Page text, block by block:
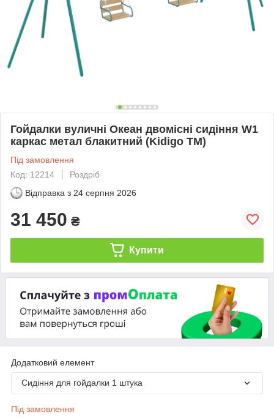
Гойдалки вуличні Океан двомісні сидіння W1
каркас метал блакитний (Kidigo ТМ)
Під замовлення
Код: 12214
Роздріб
Відправка з 24 серпня 2026
31 450 ₴
Купити
Додатковий елемент
Сидіння для гойдалки 1 штука
Під замовлення